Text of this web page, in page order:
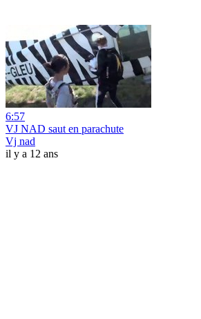
6:57
VJ NAD saut en parachute
Vj nad
il y a 12 ans